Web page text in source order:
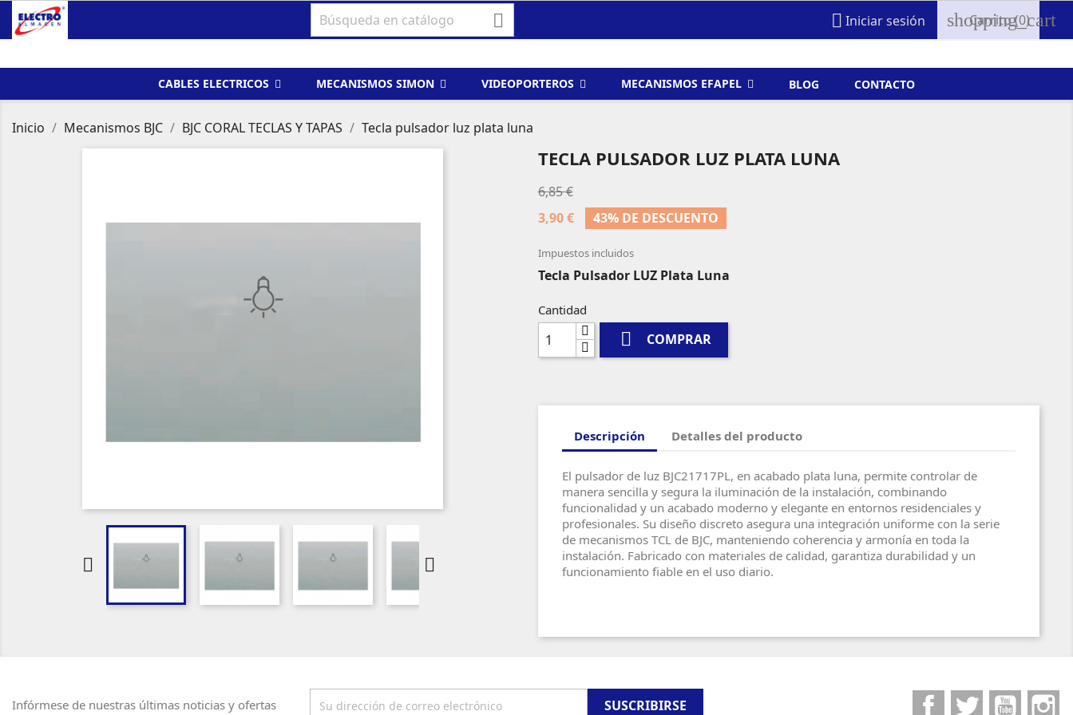
  Iniciar sesión shopping_cart
Carrito(0)
CABLES ELECTRICOS MECANISMOS SIMON VIDEOPORTEROS MECANISMOS EFAPEL BLOG CONTACTO
Inicio Mecanismos BJC BJC CORAL TECLAS Y TAPAS Tecla pulsador luz plata luna
 
TECLA PULSADOR LUZ PLATA LUNA
6,85 €
3,90 €
43% DE DESCUENTO
Impuestos incluidos
Tecla Pulsador LUZ Plata Luna
Cantidad
 COMPRAR
Descripción Detalles del producto
El pulsador de luz BJC21717PL, en acabado plata luna, permite controlar de
manera sencilla y segura la iluminación de la instalación, combinando
funcionalidad y un acabado moderno y elegante en entornos residenciales y
profesionales. Su diseño discreto asegura una integración uniforme con la serie
de mecanismos TCL de BJC, manteniendo coherencia y armonía en toda la
instalación. Fabricado con materiales de calidad, garantiza durabilidad y un
funcionamiento fiable en el uso diario.
Infórmese de nuestras últimas noticias y ofertas
FacebookTwitter YouTube